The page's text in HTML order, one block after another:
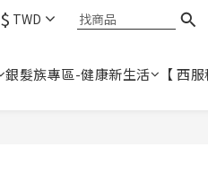
$ TWD
銀髮族專區-健康新生活 【 西